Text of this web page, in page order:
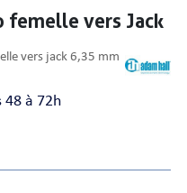
48 à 72h